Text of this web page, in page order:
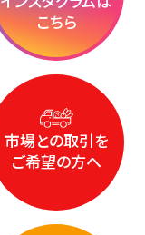
こちら
市場との取引を
ご希望の方へ